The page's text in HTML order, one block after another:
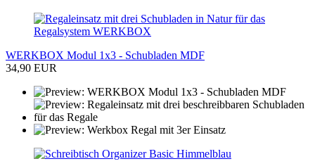
WERKBOX Modul 1x3 - Schubladen MDF
34,90 EUR